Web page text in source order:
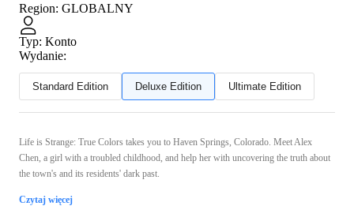
Region: GLOBALNY
Typ: Konto
Wydanie:
Standard Edition Deluxe Edition Ultimate Edition
Life is Strange: True Colors takes you to Haven Springs, Colorado. Meet Alex
Chen, a girl with a troubled childhood, and help her with uncovering the truth about
the town's and its residents' dark past.
Czytaj więcej